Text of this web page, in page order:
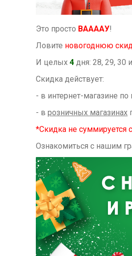
Это просто ВААААУ!
Ловите новогоднюю
И целых 4 дня: 28, 29, 30
Скидка действует:
- в интернет-магазине по
- в розничных магазинах
*Скидка не суммируется
Ознакомиться с нашим